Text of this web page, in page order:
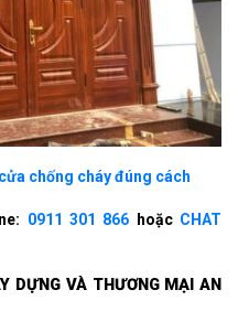
chống cháy đúng cách
0911 301 866 hoặcCHAT
DỰNG VÀ THƯƠNG MẠI AN